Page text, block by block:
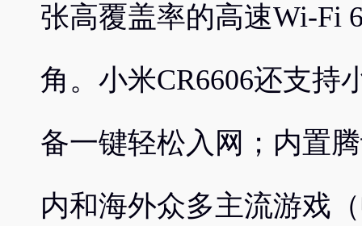
张高覆盖率的高速Wi-Fi
角。小米CR6606还支持
备一键轻松入网；内置
内和海外众多主流游戏